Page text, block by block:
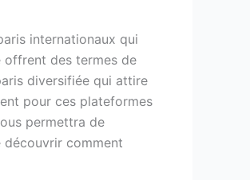
internationaux qui
offrent des termes de
diversifiée qui attire
pour ces plateformes
permettra de
découvrir comment